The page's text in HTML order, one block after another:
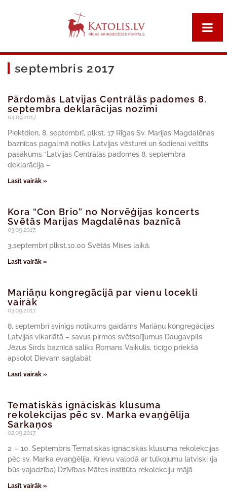
septembris 2017
Pārdomās Latvijas Centrālās padomes 8.
septembra deklarācijas nozīmi
04.09.2017.
Piektdien, 8. septembrī, plkst. 17 Rīgas Sv. Marijas Magdalēnas
baznīcas pagalmā notiks Latvijas vēsturei un šodienai veltīts
pasākums “Latvijas Centrālās padomes 8. septembra
deklarācija –
Lasīt vairāk »
Kora “Con Brio” no Norvēģijas koncerts
Svētās Marijas Magdalēnas baznīcā
03.09.2017.
3.septembrī plkst.10.00 Svētās Mises laikā.
Lasīt vairāk »
Mariāņu kongregācijā par vienu locekli
vairāk
03.09.2017.
8. septembrī svinīgs notikums gaidāms Mariāņu kongregācijas
Latvijas vikariātā – savus pirmos svētsolījumus Daugavpils
Jēzus Sirds baznīcā saliks Romans Vaikulis, ticīgo priekšā
apsolot Dievam saglabāt
Lasīt vairāk »
Tematiskās ignāciskās klusuma
rekolekcijas pēc sv. Marka evaņģēlija
Sarkaņos
02.09.2017.
2. – 10. Septembris Tematiskās ignāciskās klusuma rekolekcijas
pēc sv. Marka evaņģēlija. Krievu valodā ar tulkojumu latviski (ja
būs vajadzība) Dzīvības Mātes institūta rekolekciju mājā
Lasīt vairāk »